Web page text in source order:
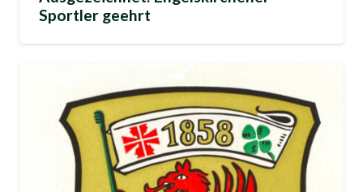
Sportler geehrt